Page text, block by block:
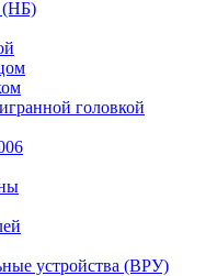
(НБ)
головкой
устройства (ВРУ)